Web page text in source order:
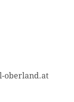
oberland.at